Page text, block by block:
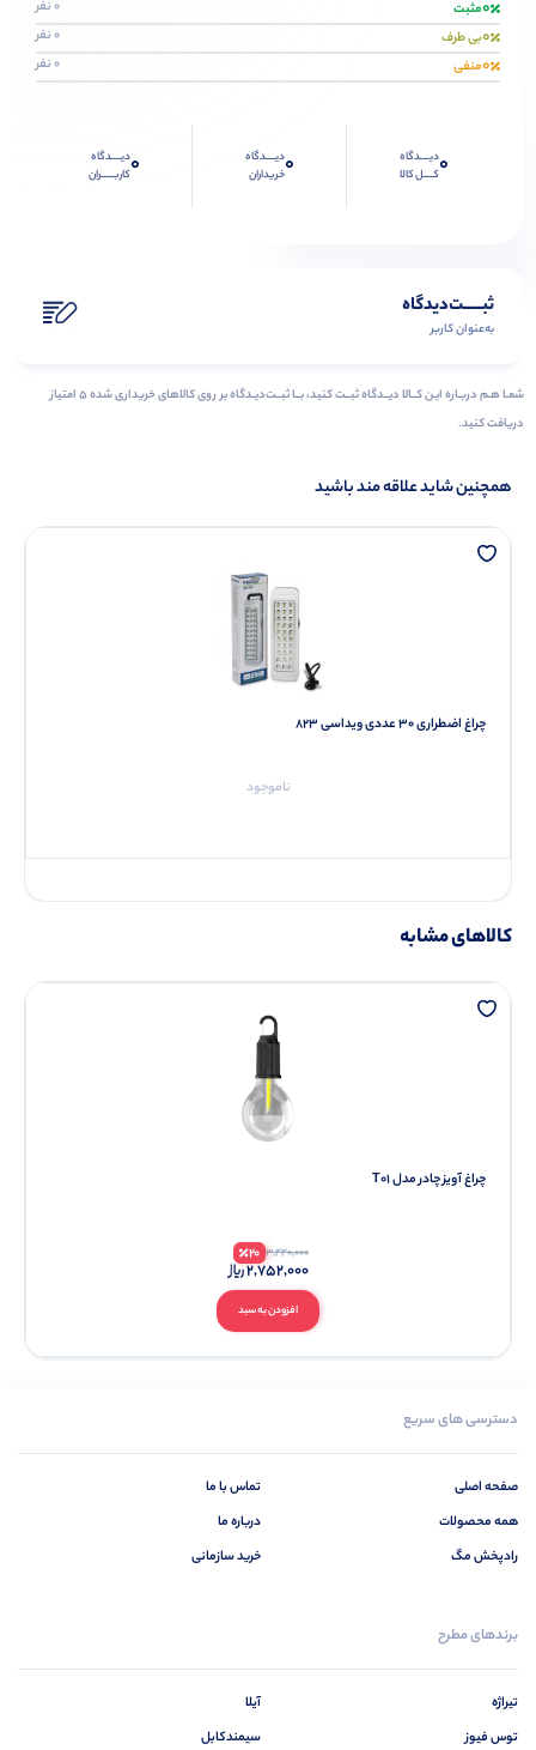
0مثبت 0 نفر
0بی طرف 0 نفر
0منفی 0 نفر
0دیــــدگاه
کــــل کالا
0دیــــدگاه
خریداران
0دیــــدگاه
کاربـــــران
ثبـــــت‌دیدگاه
به‌عنوان کاربر
شمـا هـم دربـاره ایـن کــالا دیــدگاه ثبــت کنید، بــا ثبــت‌دیـدگاه بر روی کالاهای خریداری شده ۵ امتیاز
دریافت کنید.
همچنین شاید علاقه مند باشید
چراغ اضطراری 30 عددی ویداسی 823
ناموجود
کالاهای مشابه
چراغ آویز چادر مدل T01
افزودن به سبد
3,440,000
20
2,752,000
دسترسی های سریع
صفحه اصلی
همه محصولات
رادپخش مگ
تماس با ما
درباره ما
خرید سازمانی
برندهای مطرح
تیراژه
توس فیوز
آیلا
سیمندکابل